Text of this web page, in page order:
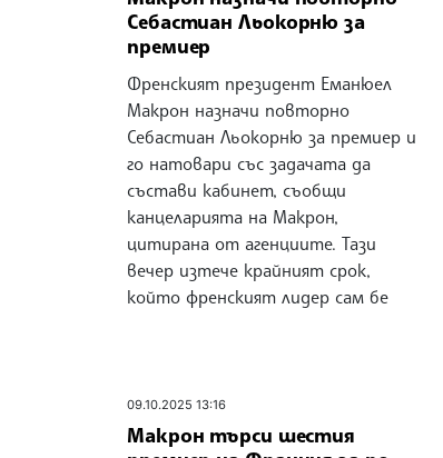
Себастиан Льокорню за
премиер
Френският президент Еманюел
Макрон назначи повторно
Себастиан Льокорню за премиер и
го натовари със задачата да
състави кабинет, съобщи
канцеларията на Макрон,
цитирана от агенциите. Тази
вечер изтече крайният срок,
който френският лидер сам бе
09.10.2025 13:16
Макрон търси шестия